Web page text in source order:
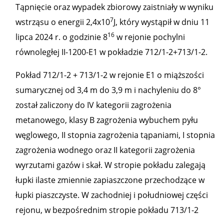
Tąpnięcie oraz wypadek zbiorowy zaistniały w wyniku
wstrząsu o energii 2,4x107J, który wystąpił w dniu 11
lipca 2024 r. o godzinie 816 w rejonie pochylni
równoległej II-1200-E1 w pokładzie 712/1-2+713/1-2.
Pokład 712/1-2 + 713/1-2 w rejonie E1 o miąższości
sumarycznej od 3,4 m do 3,9 m i nachyleniu do 8°
został zaliczony do IV kategorii zagrożenia
metanowego, klasy B zagrożenia wybuchem pyłu
węglowego, II stopnia zagrożenia tąpaniami, I stopnia
zagrożenia wodnego oraz II kategorii zagrożenia
wyrzutami gazów i skał. W stropie pokładu zalegają
łupki ilaste zmiennie zapiaszczone przechodzące w
łupki piaszczyste. W zachodniej i południowej części
rejonu, w bezpośrednim stropie pokładu 713/1-2